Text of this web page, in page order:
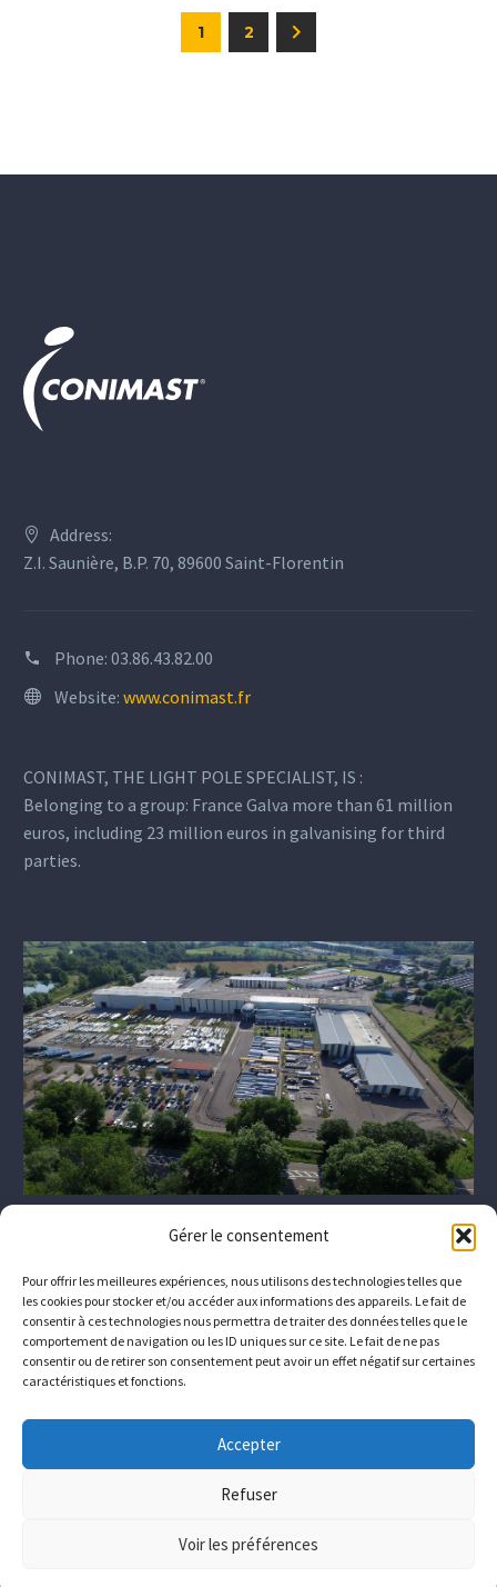
Gérer le consentement
Pour offrir les meilleures expériences, nous utilisons des technologies telles que
les cookies pour stocker et/ou accéder aux informations des appareils. Le fait de
consentir à ces technologies nous permettra de traiter des données telles que le
comportement de navigation ou les ID uniques sur ce site. Le fait de ne pas
consentir ou de retirer son consentement peut avoir un effet négatif sur certaines
caractéristiques et fonctions.
Accepter
Refuser
Voir les préférences
1 2
Address:
Z.I. Saunière, B.P. 70, 89600 Saint-Florentin
Phone: 03.86.43.82.00
Website: www.conimast.fr
CONIMAST, THE LIGHT POLE SPECIALIST, IS :
Belonging to a group: France Galva more than 61 million
euros, including 23 million euros in galvanising for third
parties.
Join us
© CopyrightsConimast